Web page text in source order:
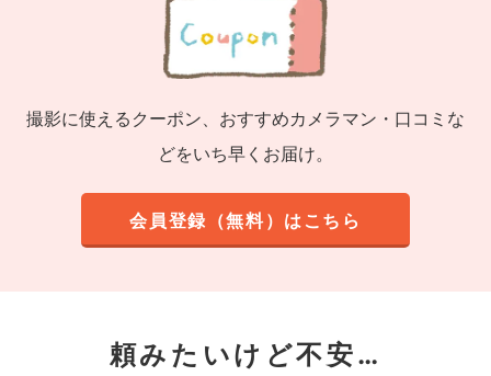
撮影に使えるクーポン、おすすめカメラマン・口コミな
どをいち早くお届け。
会員登録（無料）はこちら
頼みたいけど不安…